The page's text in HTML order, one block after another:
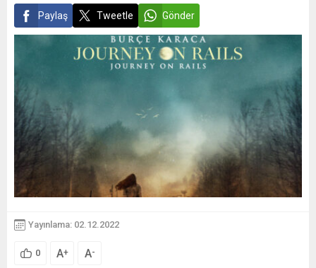
Paylaş Tweetle Gönder
Yayınlama: 02.12.2022
0 A+ A-